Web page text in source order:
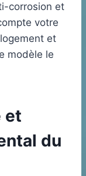
corrosion et
votre
et
modèle le
et
du